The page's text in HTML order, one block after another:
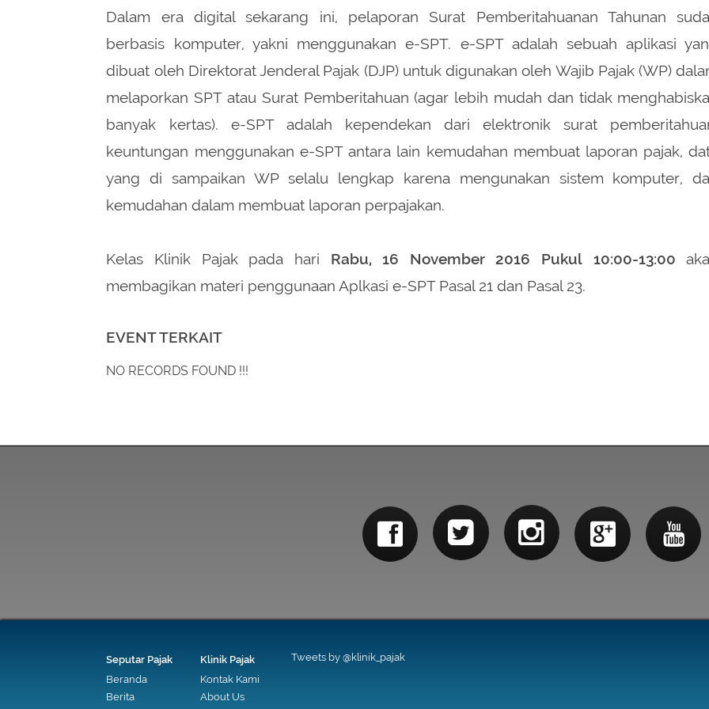
Dalam era digital sekarang ini, pelaporan Surat Pemberitahuanan Tahunan
berbasis komputer, yakni menggunakan e-SPT. e-SPT adalah sebuah aplikasi
dibuat oleh Direktorat Jenderal Pajak (DJP) untuk digunakan oleh Wajib Pajak (WP)
melaporkan SPT atau Surat Pemberitahuan (agar lebih mudah dan tidak
banyak kertas). e-SPT adalah kependekan dari elektronik surat
keuntungan menggunakan e-SPT antara lain kemudahan membuat laporan pajak,
yang di sampaikan WP selalu lengkap karena mengunakan sistem komputer,
kemudahan dalam membuat laporan perpajakan.
Kelas Klinik Pajak pada hari Rabu, 16 November 2016 Pukul 10:00-13:00
membagikan materi penggunaan Aplkasi e-SPT Pasal 21 dan Pasal 23.
EVENT TERKAIT
NO RECORDS FOUND !!!
Seputar Pajak
Beranda
Berita
Klinik Pajak
Kontak Kami
About Us
Tweets by @klinik_pajak